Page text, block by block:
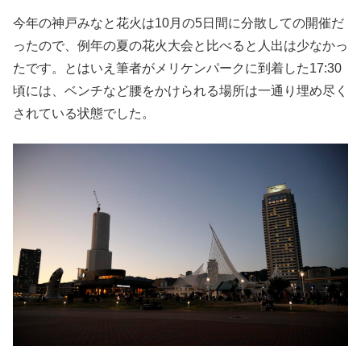
今年の神戸みなと花火は10月の5日間に分散しての開催だ
ったので、例年の夏の花火大会と比べると人出は少なかっ
たです。とはいえ筆者がメリケンパークに到着した17:30
頃には、ベンチなど腰をかけられる場所は一通り埋め尽く
されている状態でした。